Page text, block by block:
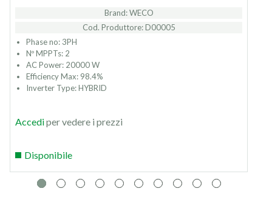
Brand: WECO
Cod. Produttore: D00005
Phase no: 3PH
Nº MPPTs: 2
AC Power: 20000 W
Efficiency Max: 98.4%
Inverter Type: HYBRID
Accediper vedere i prezzi
Disponibile